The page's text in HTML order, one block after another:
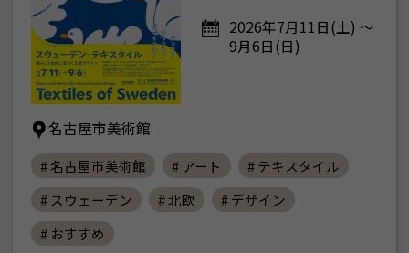
2026年7月11日(土) ～
9月6日(日)
名古屋市美術館
# 名古屋市美術館 # アート
# テキスタイル
# スウェーデン
# 北欧
# デザイン
# おすすめ